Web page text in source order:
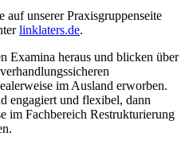
unserer Praxisgruppenseite
linklaters.de.
Examina heraus und blicken über
im Ausland erworben.
engagiert und flexibel, dann
im Fachbereich Restrukturierung